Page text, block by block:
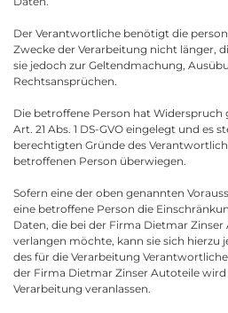
Der Verantwortliche benötigt die
Zwecke der Verarbeitung nicht länger,
sie jedoch zur Geltendmachung,
Rechtsansprüchen.
Die betroffene Person hat Widerspruch
Art. 21 Abs. 1 DS-GVO eingelegt und es
berechtigten Gründe des
betroffenen Person überwiegen.
Sofern eine der oben genannten
eine betroffene Person die
Daten, die bei der Firma Dietmar
verlangen möchte, kann sie sich hierzu
des für die Verarbeitung
der Firma Dietmar Zinser Autoteile
Verarbeitung veranlassen.